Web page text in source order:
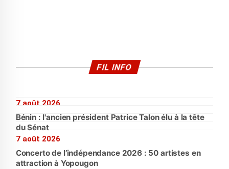
FIL INFO
7 août 2026
Bénin : l'ancien président Patrice Talon élu à la tête
du Sénat
7 août 2026
Concerto de l’indépendance 2026 : 50 artistes en
attraction à Yopougon